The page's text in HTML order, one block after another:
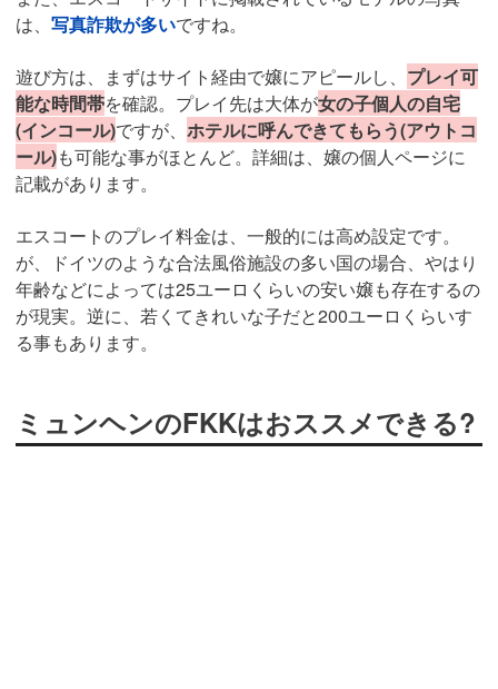
は、 写真詐欺が多いですね。
遊び方は、まずはサイト経由で嬢にアピールし、 プレイ可
能な時間帯を確認。プレイ先は大体が女の子個人の自宅
(インコール)ですが、 ホテルに呼んできてもらう(アウトコ
ール)も可能な事がほとんど。詳細は、嬢の個人ページに
記載があります。
エスコートのプレイ料金は、一般的には高め設定です。
が、ドイツのような合法風俗施設の多い国の場合、やはり
年齢などによっては25ユーロくらいの安い嬢も存在するの
が現実。逆に、若くてきれいな子だと200ユーロくらいす
る事もあります。
ミュンヘンのFKKはおススメできる?